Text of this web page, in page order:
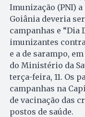
Imunização (PNI)
Goiânia deveria
campanhas e “Dia
imunizantes
e a de sarampo,
do Ministério da
terça-feira, 11. Os
campanhas na
de vacinação das
postos de saúde.